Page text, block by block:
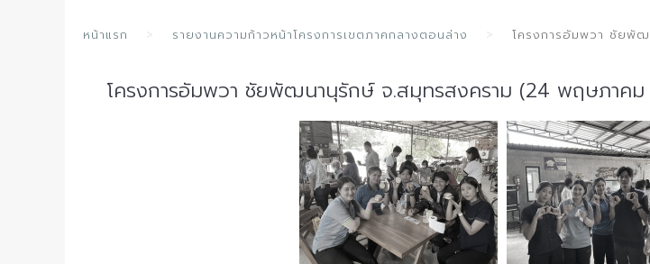
หน้าแรก รายงานความก้าวหน้าโครงการเขตภาคกลางตอนล่าง โครงการอัมพวา ชัยพั
โครงการอัมพวา ชัยพัฒนานุรักษ์ จ.สมุทรสงคราม (24 พฤษภาค